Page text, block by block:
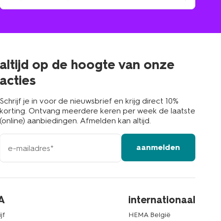
winkel
altijd op de hoogte van onze
acties
Schrijf je in voor de nieuwsbrief en krijg direct 10%
korting. Ontvang meerdere keren per week de laatste
(online) aanbiedingen. Afmelden kan altijd.
e-
mailadres
aanmelden
internationaal
HEMA België